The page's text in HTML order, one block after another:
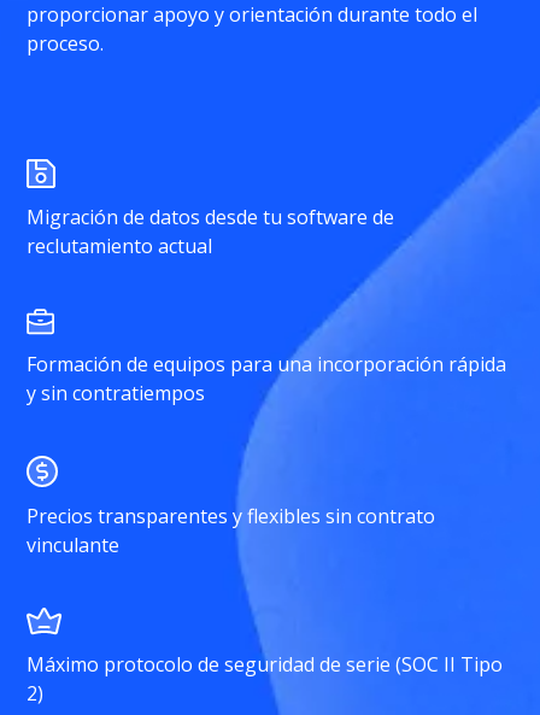
proporcionar apoyo y orientación durante todo el
proceso.
Migración de datos desde tu software de
reclutamiento actual
Formación de equipos para una incorporación rápida
y sin contratiempos
Precios transparentes y flexibles sin contrato
vinculante
Máximo protocolo de seguridad de serie (SOC II Tipo
2)